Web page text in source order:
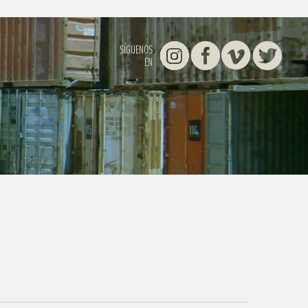
SÍGUENOS
EN
InstagramFacebookVimeoTwitter